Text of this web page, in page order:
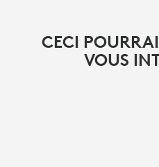
CECI
VOUS